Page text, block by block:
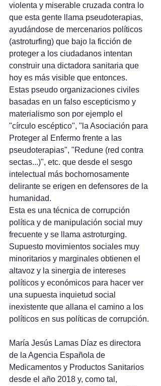
violenta y miserable cruzada contra lo
que esta gente llama pseudoterapias,
ayudándose de mercenarios políticos
(astroturfing) que bajo la ficción de
proteger a los ciudadanos intentan
construir una dictadora sanitaria que
hoy es más visible que entonces.
Estas pseudo organizaciones civiles
basadas en un falso escepticismo y
materialismo son por ejemplo el
"círculo escéptico", "la Asociación para
Proteger al Enfermo frente a las
pseudoterapias", "Redune (red contra
sectas...)", etc. que desde el sesgo
intelectual más bochornosamente
delirante se erigen en defensores de la
humanidad.
Esta es una técnica de corrupción
política y de manipulación social muy
frecuente y se llama astroturging.
Supuesto movimientos sociales muy
minoritarios y marginales obtienen el
altavoz y la sinergia de intereses
políticos y económicos para hacer ver
una supuesta inquietud social
inexistente que allana el camino a los
políticos en sus políticas de corrupción.
María Jesús Lamas Díaz es directora
de la Agencia Española de
Medicamentos y Productos Sanitarios
desde el año 2018 y, como tal,